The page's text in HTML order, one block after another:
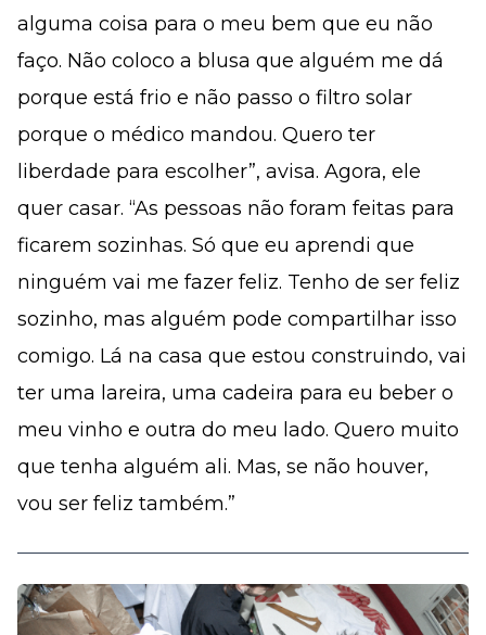
alguma coisa para o meu bem que eu não
faço. Não coloco a blusa que alguém me dá
porque está frio e não passo o filtro solar
porque o médico mandou. Quero ter
liberdade para escolher”, avisa. Agora, ele
quer casar. “As pessoas não foram feitas para
ficarem sozinhas. Só que eu aprendi que
ninguém vai me fazer feliz. Tenho de ser feliz
sozinho, mas alguém pode compartilhar isso
comigo. Lá na casa que estou construindo, vai
ter uma lareira, uma cadeira para eu beber o
meu vinho e outra do meu lado. Quero muito
que tenha alguém ali. Mas, se não houver,
vou ser feliz também.”